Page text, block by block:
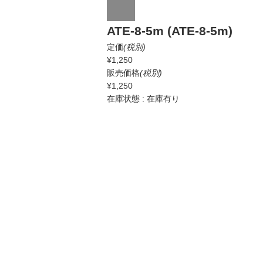
ATE-8-5m (ATE-8-5m)
定価(税別)
¥1,250
販売価格(税別)
¥1,250
在庫状態 : 在庫有り